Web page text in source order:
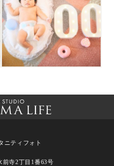
ニティフォト
前寺2丁目1番63号